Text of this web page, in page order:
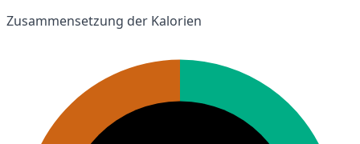
Zusammensetzung der Kalorien